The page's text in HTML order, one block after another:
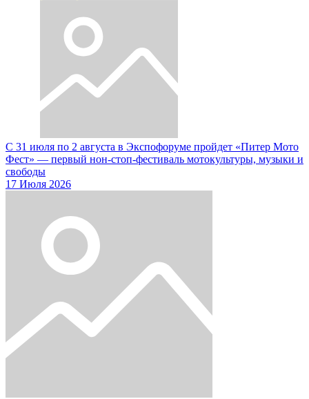
С 31 июля по 2 августа в Экспофоруме пройдет «Питер Мото
Фест» — первый нон-стоп-фестиваль мотокультуры, музыки и
свободы
17 Июля 2026